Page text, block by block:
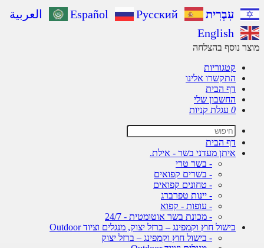
עִבְרִית Español Русский
العربية
English
מוצר נוסף בהצלחה
קטגוריות
התקשרו אלינו
דף הבית
החשבון שלי
0 עגלת קניות
דף הבית
איתן מעדני בשר - אילת.
- בשר טרי
- בשרים קפואים
- טחונים קפואים
- יינות טפרברג
- עופות - קפוא
- מכונת בשר אוטומטית - 24/7
בישול חוץ וקמפינג – ברזל יצוק, מנגלים וציוד Outdoor
- בישול חוץ וקמפינג – ברזל יצוק